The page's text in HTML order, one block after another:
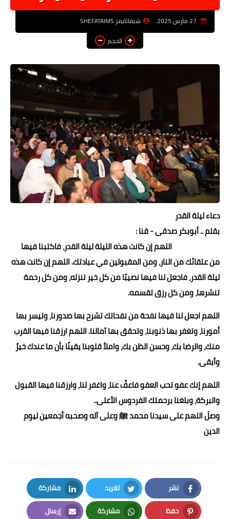
أخبار الرياصة
منوعات
خدمات
عاجل
اخبار فنيه
التعليم
الصحه
الطقس
معلومه قانونيه
حوادث وقضايا
خدمات
فن المطبخ
مقالات
شيفاتايمز SHEFATAIMS
الحجم
دعاء ليلة القدر
بقلم .. أبوبكر صدقى - قنا :
اللهم إن كانت هذه الليلة ليلة القدر، فاكتبنا فيها
من عتقائك من النار، ومن المقبولين في عبادتك. اللهم إن كانت هذه
ليلة القدر، فاجعل لنا فيها نصيبًا من كل خير تنزله، ومن كل رحمة
تنشرها، ومن كل رزق تقسمه.
اللهم اجعل لنا فيها نفحة من نفحاتك تشرح بها صدورنا، وتيسر بها
أمورنا، وتغفر بها ذنوبنا، وتحقق بها آمالنا. اللهم ارزقنا فيها القرب
منك، والرضا بك، وحسن الظن بك، واملأ قلوبنا يقينًا بأن ما عندك خيرٌ
وأبقى.
اللهم إنك عفو تحب العفو فاعفُ عنا، واغفر لنا، وارزقنا فيها القبول
والبركة، وبلغنا برحمتك الفردوس الأعلى..
وصلَ اللهم على سيدنا محمد ﷺ وعلى آله وصحبه أجمعين ليوم
الدين
نشر
Facebook
تغريد
Twitter
مشاركة
LinkedIn
حفظ مشاركة إرسال